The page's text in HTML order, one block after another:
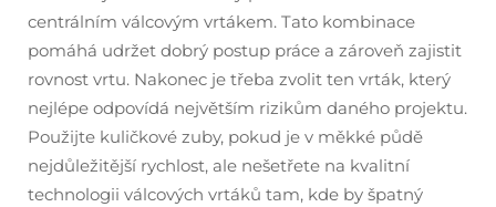
centrálním válcovým vrtákem. Tato kombinace
pomáhá udržet dobrý postup práce a zároveň zajistit
rovnost vrtu. Nakonec je třeba zvolit ten vrták, který
nejlépe odpovídá největším rizikům daného projektu.
Použijte kuličkové zuby, pokud je v měkké půdě
nejdůležitější rychlost, ale nešetřete na kvalitní
technologii válcových vrtáků tam, kde by špatný